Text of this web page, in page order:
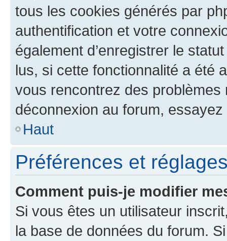
tous les cookies générés par
authentification et votre
également d’enregistrer le
lus, si cette fonctionnalité a été
vous rencontrez des
déconnexion au forum,
Haut
Préférences et
Comment puis-je modifier
Si vous êtes un utilisateur
la base de données du forum.